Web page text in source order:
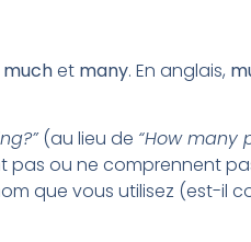
muchet many. En anglais,
(au lieu de “How many
pas ou ne comprennent
que vous utilisez (est-il